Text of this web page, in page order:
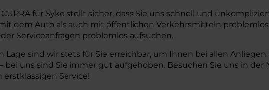
für Syke stellt sicher, dass Sie uns schnell und
dem Auto als auch mit öffentlichen Verkehrsmitteln
Serviceanfragen problemlos aufsuchen.
Lage sind wir stets für Sie erreichbar, um Ihnen bei allen
bei uns sind Sie immer gut aufgehoben. Besuchen Sie uns in
Service!